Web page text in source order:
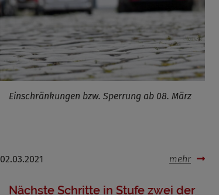
Einschränkungen bzw. Sperrung ab 08. März
02.03.2021 mehr
Nächste Schritte in Stufe zwei der
Cookies die bei der Verwendung von OpenWeatherAPI gesetzt